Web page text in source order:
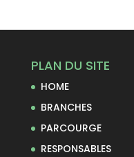
PLAN DU SITE
HOME
BRANCHES
PARCOURGE
RESPONSABLES